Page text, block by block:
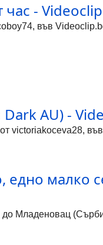
-
във
AU) -
victoriakoceva28,
едно малко
Младеновац